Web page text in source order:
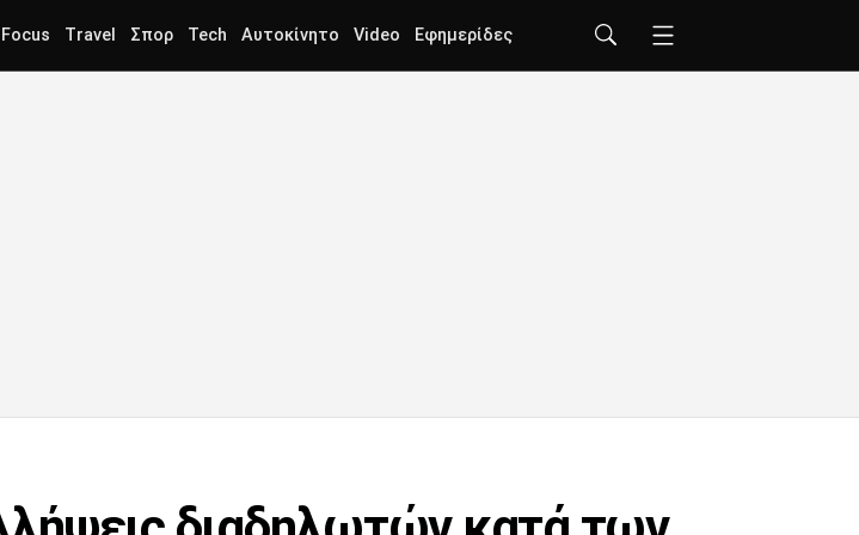
Focus Travel Σπορ Tech Αυτοκίνητο Video Εφημερίδες